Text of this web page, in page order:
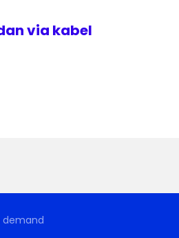
via kabel
demand